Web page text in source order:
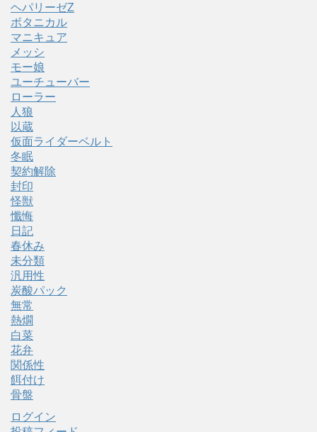
ヘパリーゼZ
ボタニカル
マニキュア
メッシ
モー娘
ユーチューバー
ローラー
人狼
以蔵
仮面ライダーベルト
冬眠
契約解除
封印
怪獣
懺悔
日記
春休み
未分類
汎用性
炭酸パック
無常
熱燗
白菜
花弁
関係性
餌付け
骨盤
ログイン